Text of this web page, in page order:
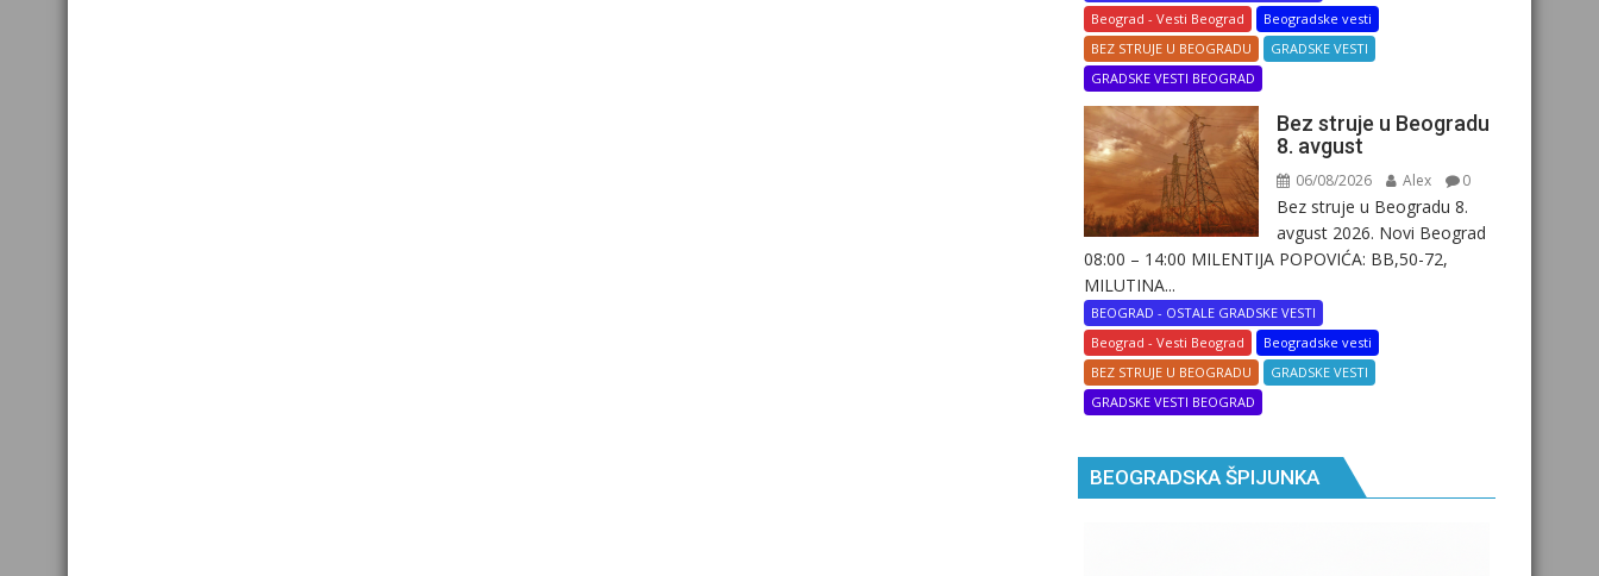
Beograd - Vesti Beograd
Beogradske vesti
BEZ STRUJE U BEOGRADU
GRADSKE VESTI
GRADSKE VESTI BEOGRAD
Bez struje u Beogradu
8. avgust
06/08/2026 Alex 0
Bez struje u Beogradu 8.
avgust 2026. Novi Beograd
08:00 – 14:00 MILENTIJA POPOVIĆA: BB,50-72,
MILUTINA...
BEOGRAD - OSTALE GRADSKE VESTI
Beograd - Vesti Beograd
Beogradske vesti
BEZ STRUJE U BEOGRADU
GRADSKE VESTI
GRADSKE VESTI BEOGRAD
BEOGRADSKA ŠPIJUNKA